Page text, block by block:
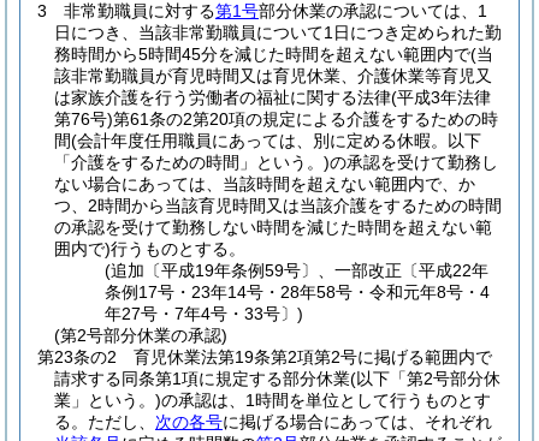
3
非常勤職員に対する第1号部分休業の承認については、1
日につき、当該非常勤職員について1日につき定められた勤
務時間から5時間45分を減じた時間を超えない範囲内で(当
該非常勤職員が育児時間又は育児休業、介護休業等育児又
は家族介護を行う労働者の福祉に関する法律(平成3年法律
第76号)第61条の2第20項の規定による介護をするための時
間(会計年度任用職員にあっては、別に定める休暇。以下
「介護をするための時間」という。)の承認を受けて勤務し
ない場合にあっては、当該時間を超えない範囲内で、か
つ、2時間から当該育児時間又は当該介護をするための時間
の承認を受けて勤務しない時間を減じた時間を超えない範
囲内で)行うものとする。
(追加〔平成19年条例59号〕、一部改正〔平成22年
条例17号・23年14号・28年58号・令和元年8号・4
年27号・7年4号・33号〕)
(第2号部分休業の承認)
第23条の2
育児休業法第19条第2項第2号に掲げる範囲内で
請求する同条第1項に規定する部分休業(以下「第2号部分休
業」という。)の承認は、1時間を単位として行うものとす
る。 ただし、 次の各号に掲げる場合にあっては、それぞれ